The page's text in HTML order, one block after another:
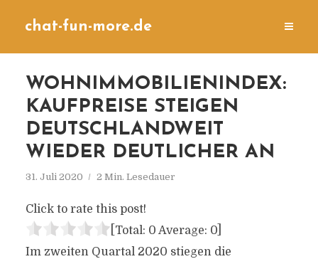
chat-fun-more.de
WOHNIMMOBILIENINDEX:
KAUFPREISE STEIGEN
DEUTSCHLANDWEIT
WIEDER DEUTLICHER AN
31. Juli 2020 2 Min. Lesedauer
Click to rate this post!
[Total: 0 Average: 0]
Im zweiten Quartal 2020 stiegen die